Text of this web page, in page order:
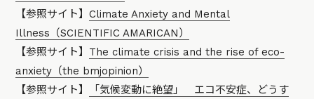
【参照サイト】Climate Anxiety and Mental
Illness（SCIENTIFIC AMARICAN）
【参照サイト】 The climate crisis and the rise of eco-
anxiety（the bmjopinion）
【参照サイト】
「気候変動に絶望」 エコ不安症、どうす